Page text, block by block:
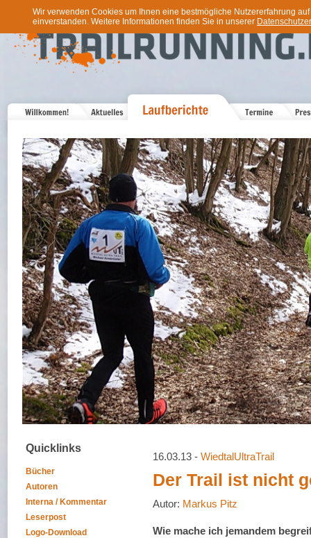
Wir verwenden Cookies um Ihnen eine bestmögliche Nutzererfahrung
einverstanden. Weitere Informationen finden Sie in unserer
Quicklinks
Bücher
Autoren
Interna / Kommentar
Leserpost
Logo-Download
16.03.13 - WiedtalUltraTrail
Der Trail ist nicht
Autor: Markus Pitz
Wie mache ich jemandem